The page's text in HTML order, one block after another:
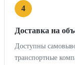
4
Доставка на
Доступны
транспортные